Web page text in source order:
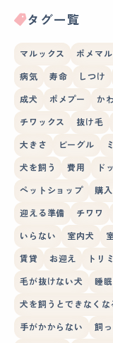
タグ一覧
マルックス ポメマ
病気 寿命 しつけ
成犬 ポメプー か
チワックス 抜け毛
大きさ ビーグル
犬を飼う 費用 ド
ペットショップ 購
迎える準備 チワワ
いらない 室内犬
賃貸 お迎え トリ
毛が抜けない犬 睡
犬を飼うとできなくな
手がかからない 飼